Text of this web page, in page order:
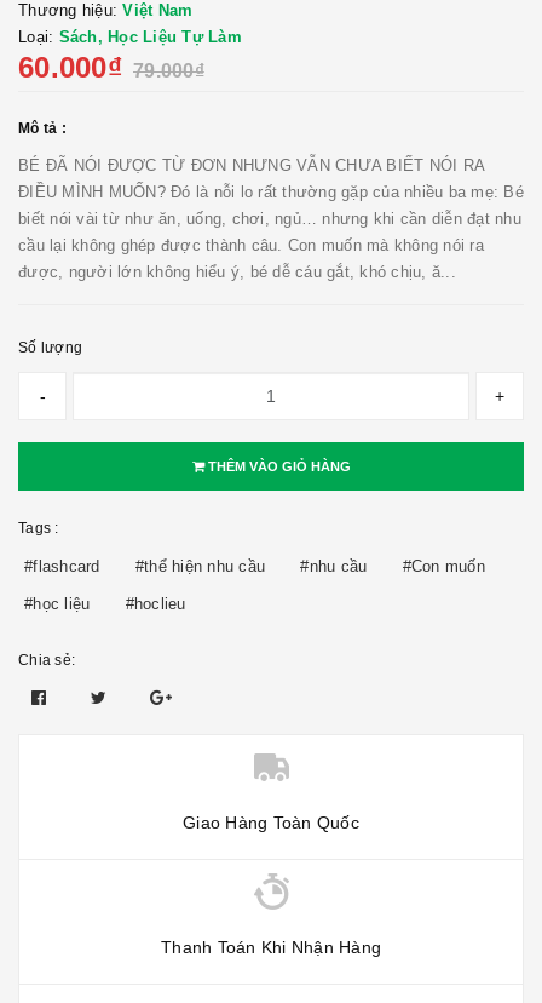
Thương hiệu:Việt Nam
Loại: Sách, Học Liệu Tự Làm
60.000₫ 79.000₫
Mô tả :
BÉ ĐÃ NÓI ĐƯỢC TỪ ĐƠN NHƯNG VẪN CHƯA BIẾT NÓI RA
ĐIỀU MÌNH MUỐN? Đó là nỗi lo rất thường gặp của nhiều ba mẹ: Bé
biết nói vài từ như ăn, uống, chơi, ngủ… nhưng khi cần diễn đạt nhu
cầu lại không ghép được thành câu. Con muốn mà không nói ra
được, người lớn không hiểu ý, bé dễ cáu gắt, khó chịu, ă...
Số lượng
- +
THÊM VÀO GIỎ HÀNG
Tags :
#flashcard #thể hiện nhu cầu #nhu cầu #Con muốn
#học liệu #hoclieu
Chia sẻ:
Giao Hàng Toàn Quốc
Thanh Toán Khi Nhận Hàng